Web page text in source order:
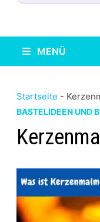
MENÜ
Startseite -
BASTELIDEEN UND